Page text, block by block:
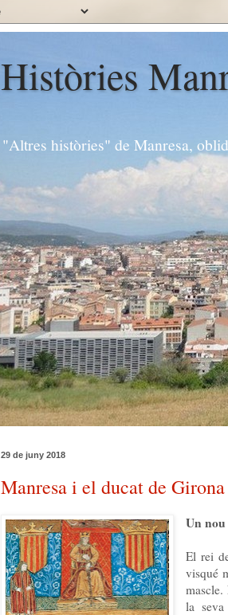
Històries
"Altres històries" de Manresa,
29 de juny 2018
Manresa i el ducat de Girona
Un
El rei
visqué
la seva